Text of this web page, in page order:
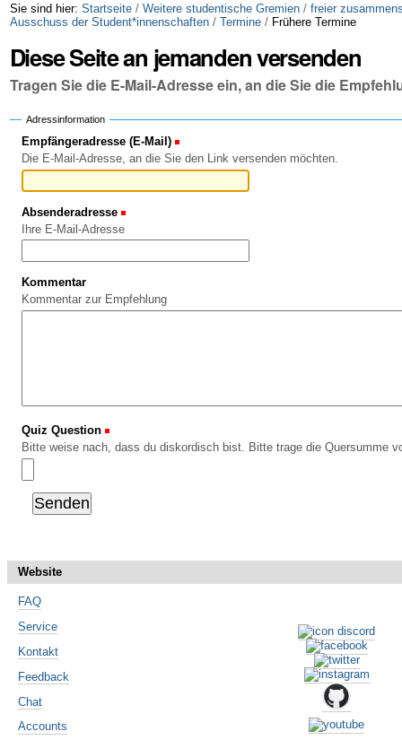
Sie sind hier: Startseite / Weitere studentische Gremien / freier
Ausschuss der Student*innenschaften / Termine / Frühere Termine
Diese Seite an jemanden versenden
Tragen Sie die E-Mail-Adresse ein, an die Sie die
Adressinformation
Empfängeradresse (E-Mail)
Die E-Mail-Adresse, an die Sie den Link versenden möchten.
Absenderadresse
Ihre E-Mail-Adresse
Kommentar
Kommentar zur Empfehlung
Quiz Question
Bitte weise nach, dass du diskordisch bist. Bitte trage die Quersumme
Website
FAQ
Service
Kontakt
Feedback
Chat
Accounts